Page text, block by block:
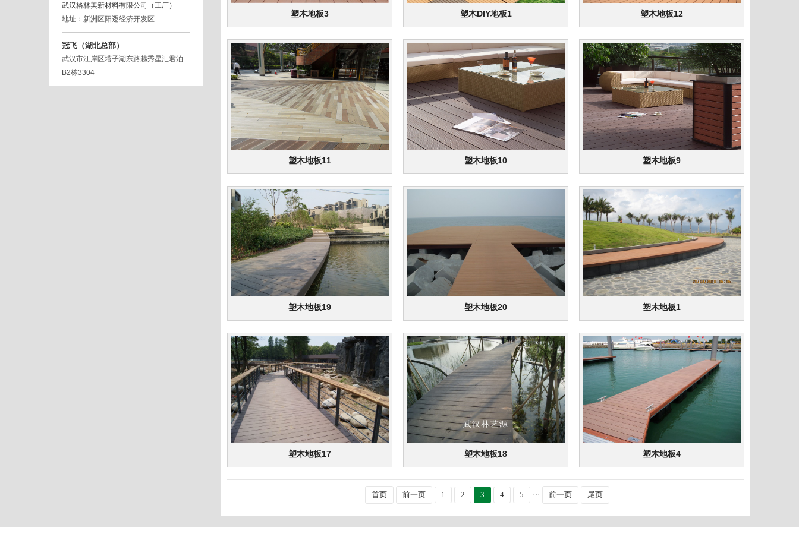
武汉格林美新材料有限公司（工厂）
地址：新洲区阳逻经济开发区
冠飞（湖北总部）
武汉市江岸区塔子湖东路越秀星汇君泊
B2栋3304
塑木地板3 塑木DIY地板1 塑木地板12
塑木地板11 塑木地板10 塑木地板9
塑木地板19 塑木地板20 塑木地板1
塑木地板17 塑木地板18 塑木地板4
首页 前一页 1 2 3 4 5 ··· 前一页 尾页